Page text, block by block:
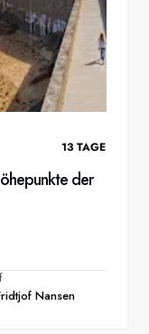
13 TAGE
der
Nansen